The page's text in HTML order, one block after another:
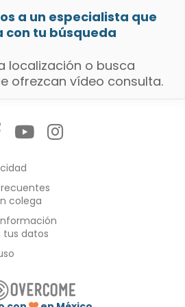
a un especialista que
con tu búsqueda
localización o busca
ofrezcan vídeo consulta.
colega
datos